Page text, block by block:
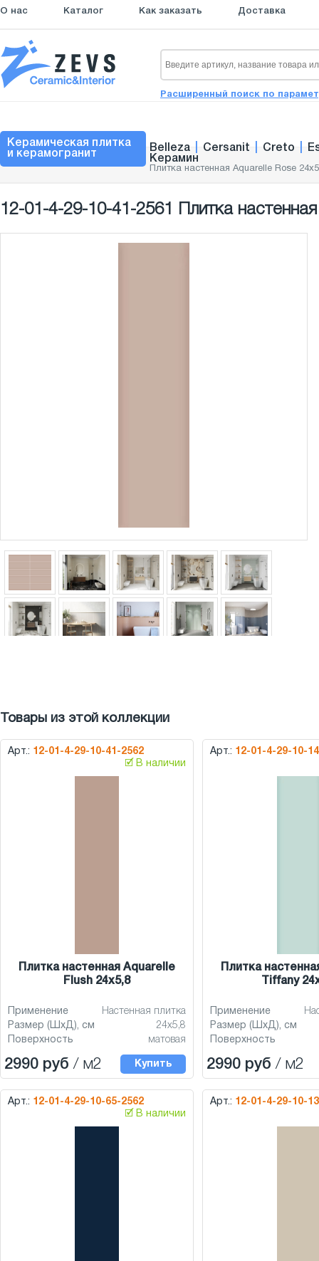
О нас Каталог Как заказать Доставка
Расширенный поиск по
Керамическая плитка
и керамогранит
Belleza Cersanit Creto
Керамин
Плитка настенная Aquarelle Rose
12-01-4-29-10-41-2561 Плитка
Товары из этой коллекции
Арт.: 12-01-4-29-10-41-2562
🗹 В наличии
Плитка настенная Aquarelle
Flush 24x5,8
Применение
Настенная плитка
Размер (ШхД), см
24x5,8
Поверхность
матовая
2990 руб / м2 Купить
Арт.: 12-01-4-29-10-
Плитка
Tiffany
Применение
Размер (ШхД), см
Поверхность
2990 руб / м2
Арт.: 12-01-4-29-10-65-2562
🗹 В наличии
Арт.: 12-01-4-29-10-